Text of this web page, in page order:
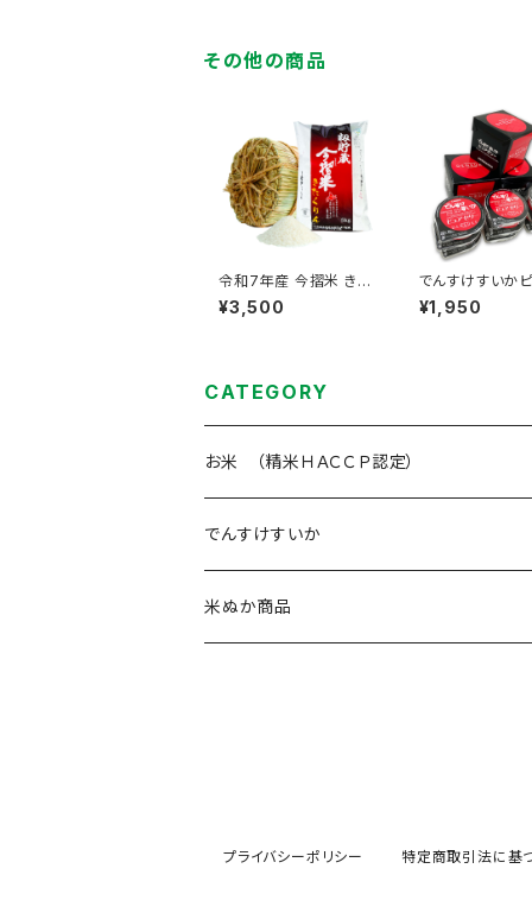
その他の商品
令和7年産 今摺米 きた
くりん 5kg 精米ＨＡＣＣ
Ｐ認定 新米 籾貯蔵
¥3,500
でんすけすいか
リー 3個入×3
¥1,950
CATEGORY
お米 （精米ＨＡＣＣＰ認定）
でんすけすいか
米ぬか商品
プライバシーポリシー 特定商取引法に基